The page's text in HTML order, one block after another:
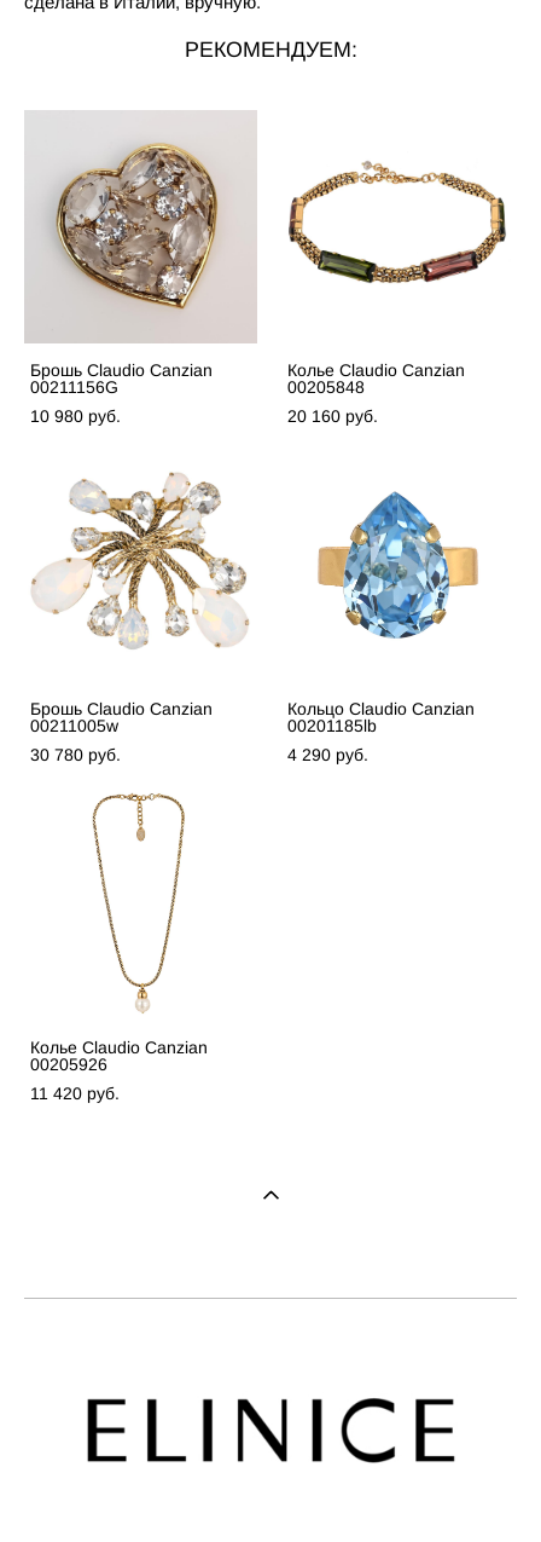
РЕКОМЕНДУЕМ:
Брошь Claudio Canzian
00211156G
10 980 pуб.
Колье Claudio Canzian
00205848
20 160 pуб.
Брошь Claudio Canzian
00211005w
30 780 pуб.
Кольцо Claudio Canzian
00201185lb
4 290 pуб.
Колье Claudio Canzian
00205926
11 420 pуб.